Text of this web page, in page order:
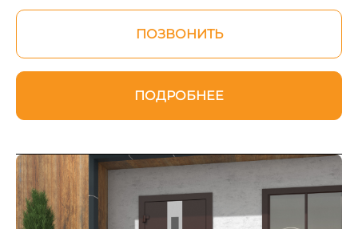
ПОЗВОНИТЬ
ПОДРОБНЕЕ